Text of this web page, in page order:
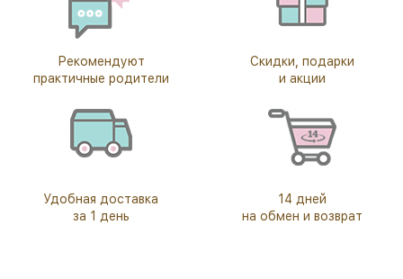
Рекомендуют
практичные родители
Скидки, подарки
и акции
Удобная доставка
за 1 день
14 дней
на обмен и возврат